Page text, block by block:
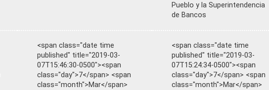
Pueblo y la Superintendencia
de Bancos
<span class="date time
published" title="2019-03-
07T15:46:30-0500"><span
class="day">7</span> <span
class="month">Mar</span>
<span class="date time
published" title="2019-03-
07T15:24:34-0500"><span
class="day">7</span> <span
class="month">Mar</span>